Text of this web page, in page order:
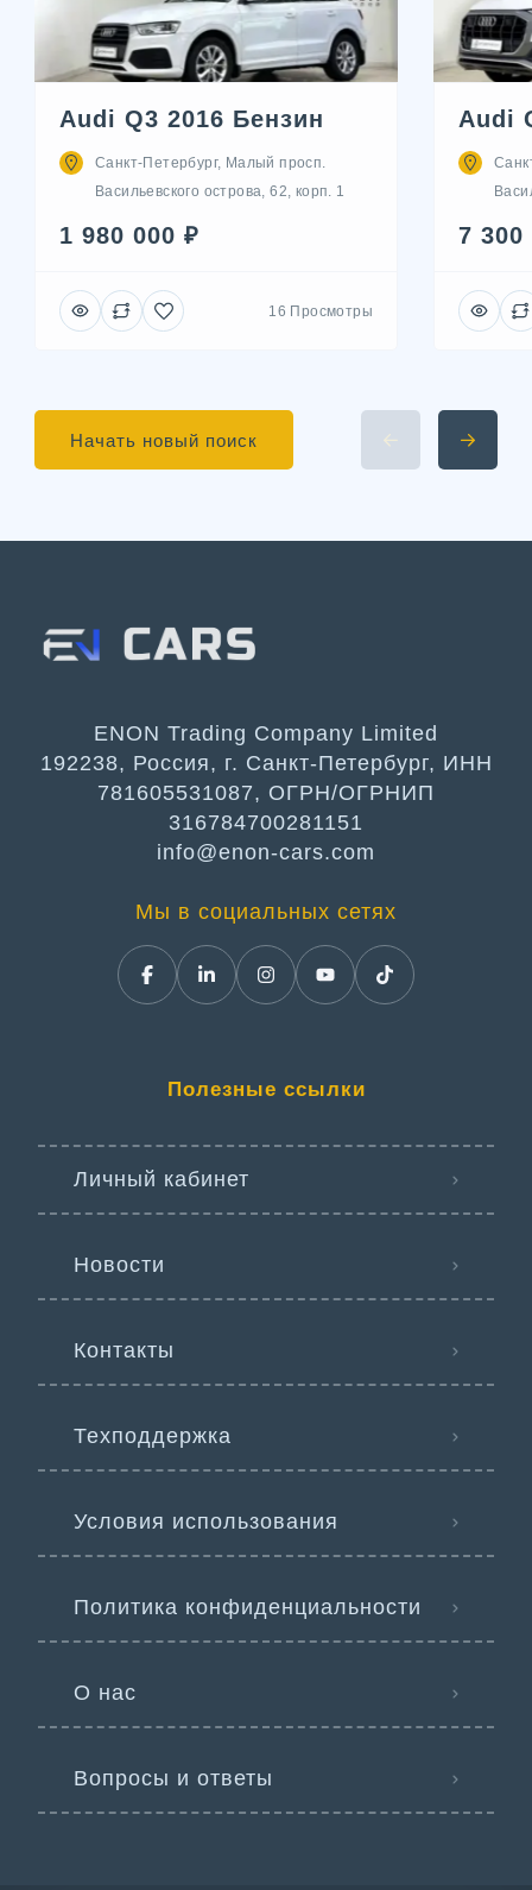
Audi Q3 2016 Бензин
Санкт-Петербург, Малый просп.
Васильевского острова, 62, корп. 1
1 980 000 ₽
16 Просмотры
Audi
7 300
Начать новый поиск
ENON Trading Company Limited
192238, Россия, г. Санкт-Петербург, ИНН
781605531087, ОГРН/ОГРНИП
316784700281151
info@enon-cars.com
Мы в социальных сетях
Полезные ссылки
Личный кабинет
Новости
Контакты
Техподдержка
Условия использования
Политика конфиденциальности
О нас
Вопросы и ответы